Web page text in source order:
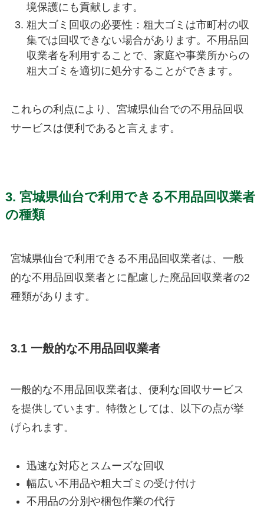
境保護にも貢献します。
粗大ゴミ回収の必要性：粗大ゴミは市町村の収
集では回収できない場合があります。不用品回
収業者を利用することで、家庭や事業所からの
粗大ゴミを適切に処分することができます。
これらの利点により、宮城県仙台での不用品回収
サービスは便利であると言えます。
3. 宮城県仙台で利用できる不用品回収業者
の種類
宮城県仙台で利用できる不用品回収業者は、一般
的な不用品回収業者とに配慮した廃品回収業者の2
種類があります。
3.1 一般的な不用品回収業者
一般的な不用品回収業者は、便利な回収サービス
を提供しています。特徴としては、以下の点が挙
げられます。
迅速な対応とスムーズな回収
幅広い不用品や粗大ゴミの受け付け
不用品の分別や梱包作業の代行